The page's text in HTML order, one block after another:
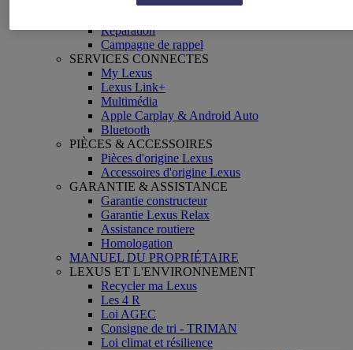
Réparation
Campagne de rappel
SERVICES CONNECTES
My Lexus
Lexus Link+
Multimédia
Apple Carplay & Android Auto
Bluetooth
PIÈCES & ACCESSOIRES
Pièces d'origine Lexus
Accessoires d'origine Lexus
GARANTIE & ASSISTANCE
Garantie constructeur
Garantie Lexus Relax
Assistance routiere
Homologation
MANUEL DU PROPRIÉTAIRE
LEXUS ET L'ENVIRONNEMENT
Recycler ma Lexus
Les 4 R
Loi AGEC
Consigne de tri - TRIMAN
Loi climat et résilience